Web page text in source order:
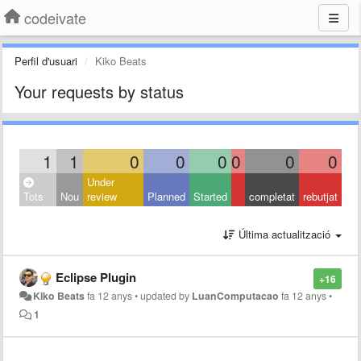
codeivate
Perfil d'usuari Kiko Beats
Your requests by status
1 1 0 0 0 0 0 0
Tots Nou
Under
review
Planned Started completat rebutjat
Última actualització
+16
Eclipse Plugin
Kiko Beatsfa 12 anys•updated by LuanComputacao fa 12 anys•
1